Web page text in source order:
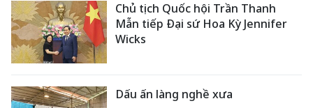
Chủ tịch Quốc hội Trần Thanh
Mẫn tiếp Đại sứ Hoa Kỳ Jennifer
Wicks
Dấu ấn làng nghề xưa